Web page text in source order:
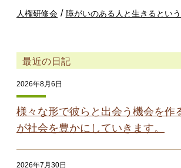
人権研修会 / 障がいのある人と生きるとい
最近の日記
2026年8月6日
様々な形で彼らと出会う機会を作
が社会を豊かにしていきます。
2026年7月30日